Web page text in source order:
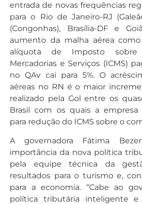
entrada de novas frequências
para o Rio de Janeiro-RJ
(Congonhas), Brasília-DF e
aumento da malha aérea
alíquota de Imposto sobre
Mercadorias e Serviços (ICMS)
no QAv cai para 5%. O
aéreas no RN é o maior
realizado pela Gol entre os
Brasil com os quais a empresa
para redução do ICMS sobre o
A governadora Fátima
importância da nova política
pela equipe técnica da
resultados para o turismo e,
para a economia. “Cabe ao
política tributária inteligente e